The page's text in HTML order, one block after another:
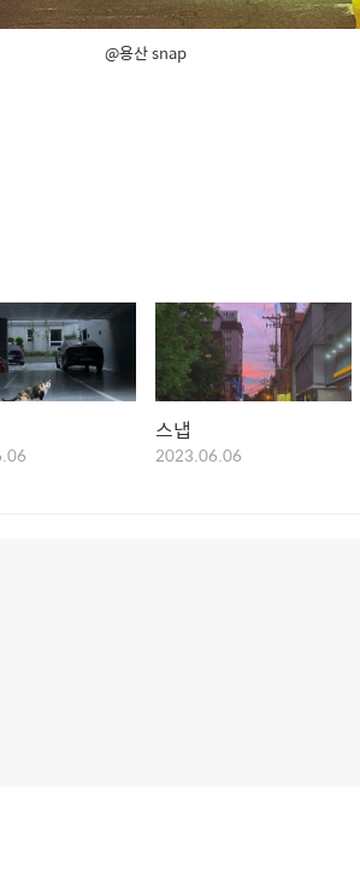
@용산 snap
스냅
2023.06.06